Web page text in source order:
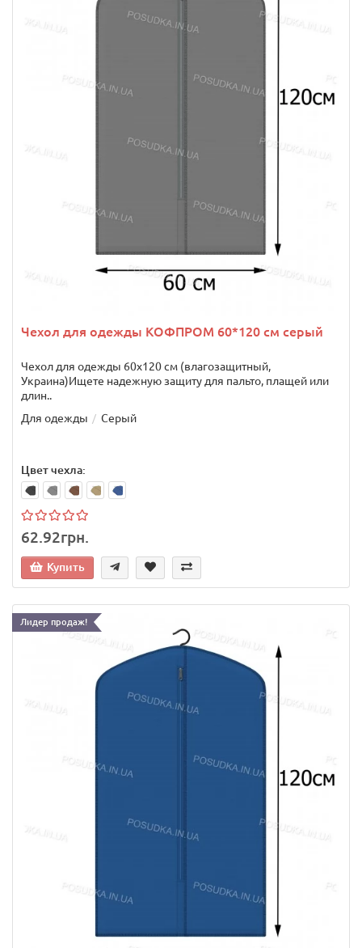
Чехол для одежды КОФПРОМ 60*120 см серый
Чехол для одежды 60х120 см (влагозащитный,
Украина)Ищете надежную защиту для пальто, плащей или
длин..
Для одежды
Серый
Цвет чехла:
62.92грн.
Купить
Лидер продаж!